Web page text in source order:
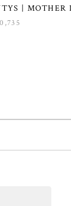
| MOTHER